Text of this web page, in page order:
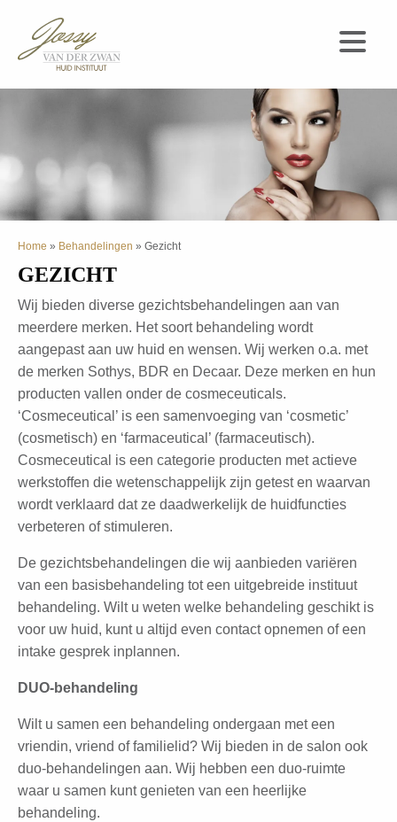
Home » Behandelingen » Gezicht
GEZICHT
Wij bieden diverse gezichtsbehandelingen aan van
meerdere merken. Het soort behandeling wordt
aangepast aan uw huid en wensen. Wij werken o.a. met
de merken Sothys, BDR en Decaar. Deze merken en hun
producten vallen onder de cosmeceuticals.
‘Cosmeceutical’ is een samenvoeging van ‘cosmetic’
(cosmetisch) en ‘farmaceutical’ (farmaceutisch).
Cosmeceutical is een categorie producten met actieve
werkstoffen die wetenschappelijk zijn getest en waarvan
wordt verklaard dat ze daadwerkelijk de huidfuncties
verbeteren of stimuleren.
De gezichtsbehandelingen die wij aanbieden variëren
van een basisbehandeling tot een uitgebreide instituut
behandeling. Wilt u weten welke behandeling geschikt is
voor uw huid, kunt u altijd even contact opnemen of een
intake gesprek inplannen.
DUO-behandeling
Wilt u samen een behandeling ondergaan met een
vriendin, vriend of familielid? Wij bieden in de salon ook
duo-behandelingen aan. Wij hebben een duo-ruimte
waar u samen kunt genieten van een heerlijke
behandeling.